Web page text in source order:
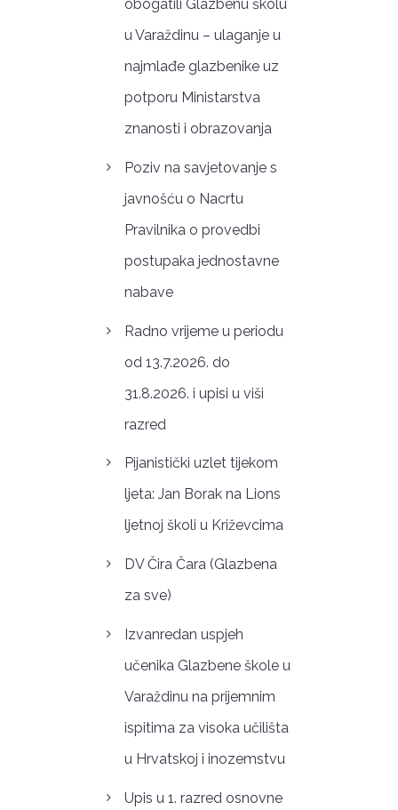
obogatili Glazbenu školu
u Varaždinu – ulaganje u
najmlađe glazbenike uz
potporu Ministarstva
znanosti i obrazovanja
Poziv na savjetovanje s
javnošću o Nacrtu
Pravilnika o provedbi
postupaka jednostavne
nabave
Radno vrijeme u periodu
od 13.7.2026. do
31.8.2026. i upisi u viši
razred
Pijanistički uzlet tijekom
ljeta: Jan Borak na Lions
ljetnoj školi u Križevcima
DV Čira Čara (Glazbena
za sve)
Izvanredan uspjeh
učenika Glazbene škole u
Varaždinu na prijemnim
ispitima za visoka učilišta
u Hrvatskoj i inozemstvu
Upis u 1. razred osnovne